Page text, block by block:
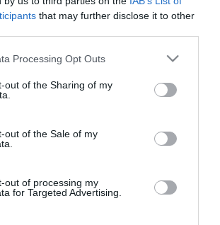
that may further disclose it to other
website/app uses one or more Google
visit or usage behaviour. You may click to
to Google and its third-party tags to
below specified purposes in below Google
Processing Opt Outs
out of the Sharing of my
out of the Sale of my
out of processing my
for Targeted Advertising.
top fórum témák:
lesz Lillád!
NEM KÉSŐ
2022.05.10 21:07
2022.03.29 16:06